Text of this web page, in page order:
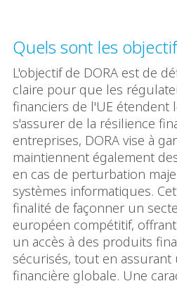
Quels sont les
L'objectif de DORA est de
claire pour que les
financiers de l'UE étendent
s'assurer de la résilience
entreprises, DORA vise à
maintiennent également
en cas de perturbation
systèmes informatiques.
finalité de façonner un
européen compétitif,
un accès à des produits
sécurisés, tout en assurant
financière globale. Une